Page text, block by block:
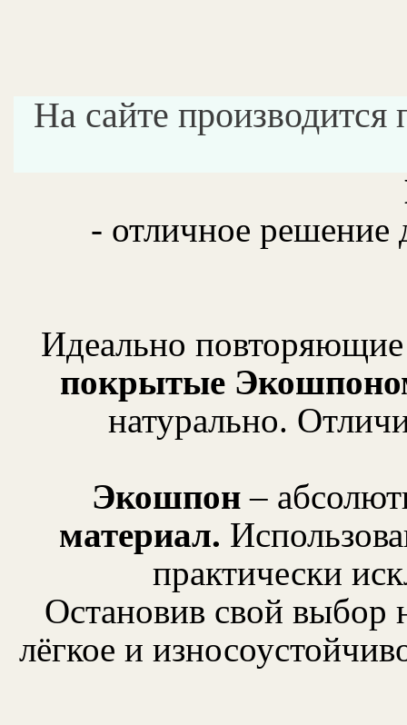
На сайте производится
- отличное решение
Идеально
покрытые
натурально.
Экошпон –
материал.
практически
Остановив свой выбор
лёгкое и